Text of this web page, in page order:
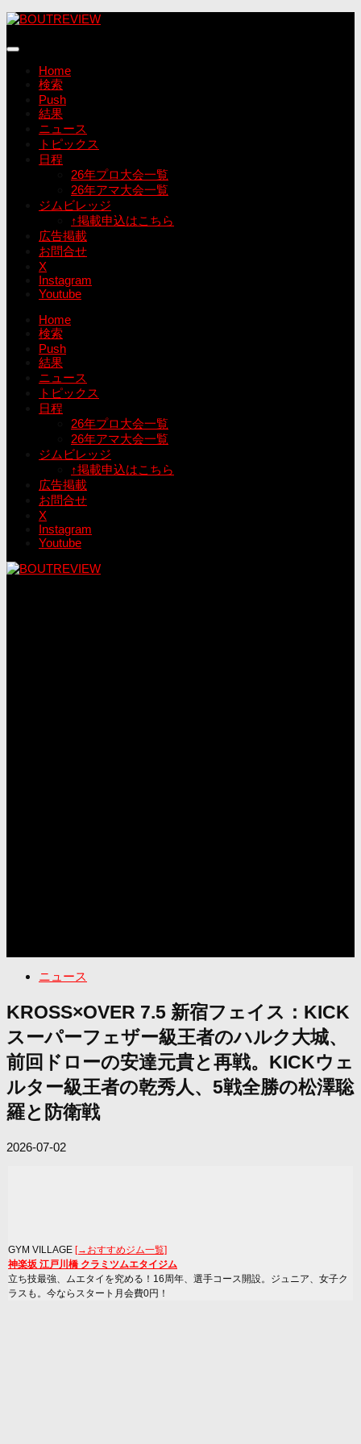
コ
テ
Home
検索
Push
結果
ニュース
トピックス
日程
26年プロ大会一覧
26年アマ大会一覧
ジムビレッジ
↑掲載申込はこちら
広告掲載
お問合せ
X
Instagram
Youtube
Home
検索
Push
結果
ニュース
トピックス
日程
26年プロ大会一覧
26年アマ大会一覧
ジムビレッジ
↑掲載申込はこちら
広告掲載
お問合せ
X
Instagram
Youtube
ニュース
KROSS×OVER 7.5 新宿フェイス：KICK
スーパーフェザー級王者のハルク大城、
前回ドローの安達元貴と再戦。KICKウェ
ルター級王者の乾秀人、5戦全勝の松澤聡
羅と防衛戦
2026-07-02
GYM VILLAGE [→おすすめジム一覧]
神楽坂 江戸川橋 クラミツムエタイジム
立ち技最強、ムエタイを究める！16周年、選手コース開設。ジュニア、女子ク
ラスも。今ならスタート月会費0円！